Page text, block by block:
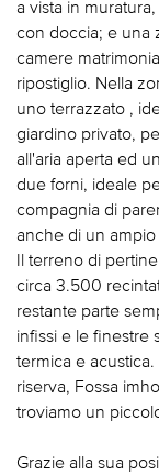
a vista in
con doccia; e una
camere
ripostiglio. Nella
uno terrazzato ,
giardino privato,
all'aria aperta ed
due forni, ideale
compagnia di
anche di un
Il terreno di
circa 3.500
restante parte
infissi e le finestre
termica e
riserva, Fossa
troviamo un
Grazie alla sua